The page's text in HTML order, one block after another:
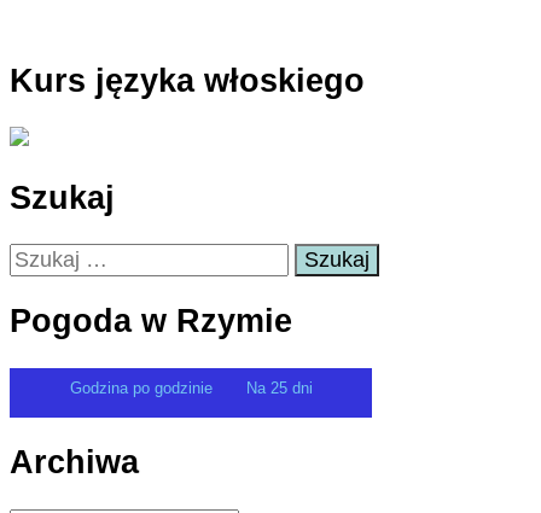
Kurs języka włoskiego
Szukaj
Szukaj:
Pogoda w Rzymie
Godzina po godzinie Na 25 dni
Archiwa